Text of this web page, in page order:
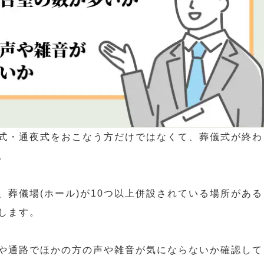
・通夜式をおこなう方だけではなくて、葬儀式が終わ
葬儀場(ホール)が10つ以上併設されている場所がある
ます。
通路でほかの方の声や雑音が気にならないか確認して